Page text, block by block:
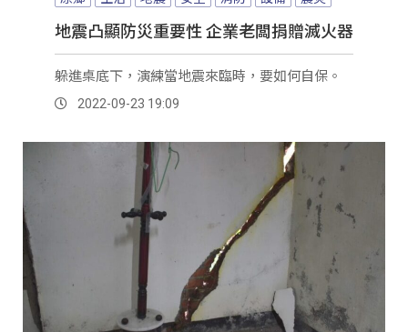
地震凸顯防災重要性 企業老闆捐贈滅火器
躲進桌底下，演練當地震來臨時，要如何自保。
2022-09-23 19:09